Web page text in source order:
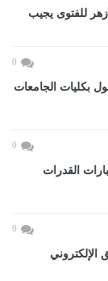
للفتوى يجيب
0
والقبول بكليات الجامعات
0
لاختبارات القدرات
0
الإلكتروني